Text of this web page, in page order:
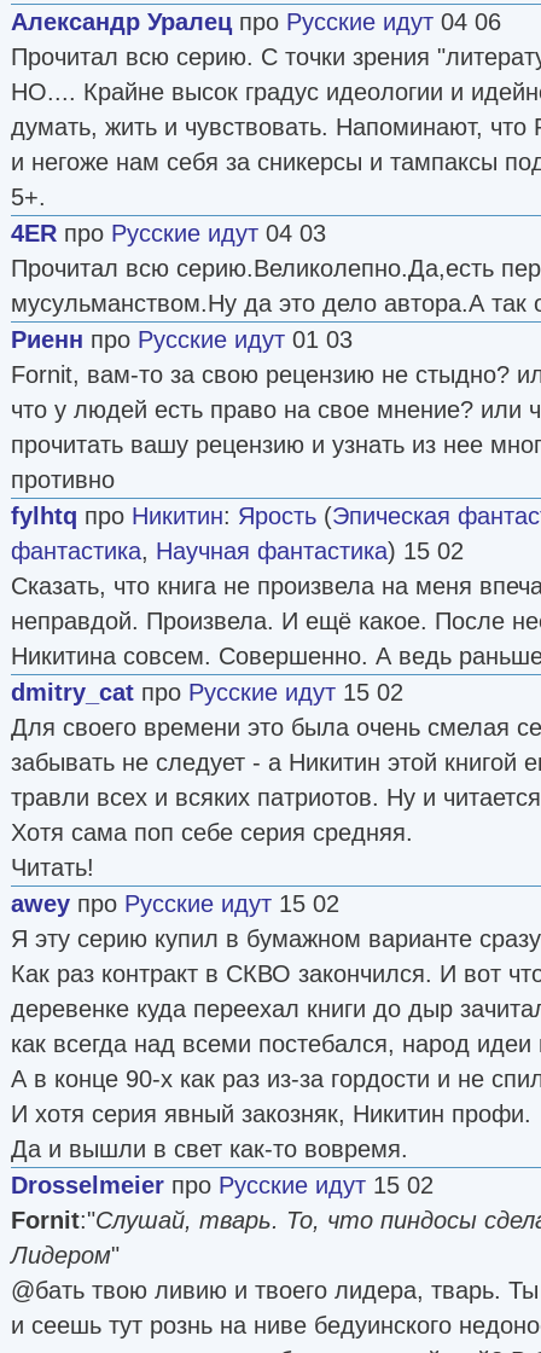
Александр Уралец про Русские идут 04 06
Прочитал всю серию. С точки зрения
НО.... Крайне высок градус идеологии и
думать, жить и чувствовать. Напоминают, что
и негоже нам себя за сникерсы и тампаксы
5+.
4ER про Русские идут 04 03
Прочитал всю серию.Великолепно.Да,есть
мусульманством.Ну да это дело автора.А так
Риенн про Русские идут 01 03
Fornit, вам-то за свою рецензию не стыдно?
что у людей есть право на свое мнение? или
прочитать вашу рецензию и узнать из нее
противно
fуlhtq про Никитин: Ярость (Эпическая
фантастика, Научная фантастика) 15 02
Сказать, что книга не произвела на меня
неправдой. Произвела. И ещё какое. После
Никитина совсем. Совершенно. А ведь
dmitry_cat про Русские идут 15 02
Для своего времени это была очень смелая
забывать не следует - а Никитин этой книгой
травли всех и всяких патриотов. Ну и
Хотя сама поп себе серия средняя.
Читать!
awey про Русские идут 15 02
Я эту серию купил в бумажном варианте
Как раз контракт в СКВО закончился. И вот
деревенке куда переехал книги до дыр
как всегда над всеми постебался, народ идеи
А в конце 90-х как раз из-за гордости и не
И хотя серия явный закозняк, Никитин профи.
Да и вышли в свет как-то вовремя.
Drosselmeier про Русские идут 15 02
Fornit:"Слушай, тварь. То, что пиндосы
Лидером"
@бать твою ливию и твоего лидера, тварь.
и сеешь тут рознь на ниве бедуинского